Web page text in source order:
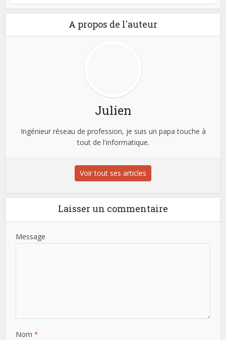
A propos de l'auteur
Julien
Ingénieur réseau de profession, je suis un papa touche à
tout de l'informatique.
Voir tout ses articles
Laisser un commentaire
Message
Nom*